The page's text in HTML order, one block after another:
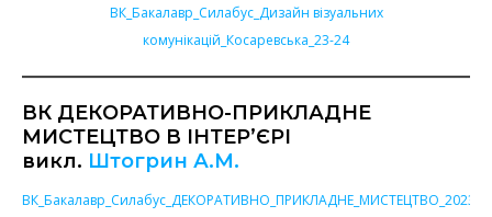
ВК_Бакалавр_Силабус_Дизайн візуальних
комунікацій_Косаревська_23-24
ВК ДЕКОРАТИВНО-ПРИКЛАДНЕ
МИСТЕЦТВО В ІНТЕР’ЄРІ
викл. Штогрин А.М.
ВК_Бакалавр_Силабус_ДЕКОРАТИВНО_ПРИКЛАДНЕ_МИСТЕЦТВО_2023-